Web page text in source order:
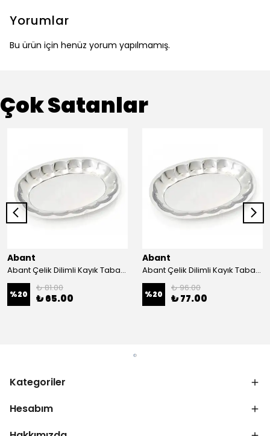
Yorumlar
Bu ürün için henüz yorum yapılmamış.
Çok Satanlar
Abant
Abant Çelik Dilimli Kayık Tabak No:1 ; 14x21 cm.
%20
₺ 81.00
₺ 65.00
Abant
Abant Çelik Dilimli Kayık Tabak No:2 ; 16,5x24,5 cm.
%20
₺ 96.00
₺ 77.00
Kategoriler
Hesabım